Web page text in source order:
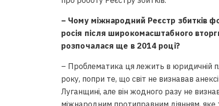
– Чому міжнародний Реєстр збитків
росія після широкомасштабного
розпочалася ще в 2014 році?
– Проблематика ця лежить в юридичній
року, попри те, що світ не визнавав
Луганщині, але він жодного разу не
міжнародним протиправним діянням, яке